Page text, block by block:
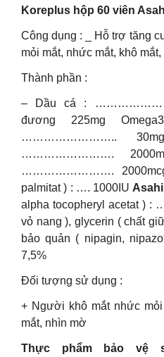
Koreplus hộp 60 viên
Công dụng : _ Hỗ trợ tăng
mỏi mắt, nhức mắt, khô
Thành phần :
– Dầu cá :
đương 225mg
……………………..
…………………….
……………………. 2000mcg
palmitat ) : …. 1000IU
alpha tocopheryl acetat ) :
vỏ nang ), glycerin ( chất
bảo quản ( nipagin,
7,5%
Đối tượng sử dụng :
+ Người khô mắt nhức
mắt, nhìn mờ
Thực phẩm bảo vệ